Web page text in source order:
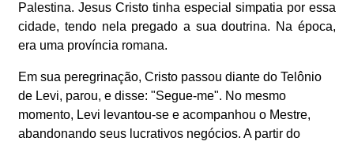
Palestina. Jesus Cristo tinha especial simpatia por essa
cidade, tendo nela pregado a sua doutrina. Na época,
era uma província romana.
Em sua peregrinação, Cristo passou diante do Telônio
de Levi, parou, e disse: "Segue-me". No mesmo
momento, Levi levantou-se e acompanhou o Mestre,
abandonando seus lucrativos negócios. A partir do